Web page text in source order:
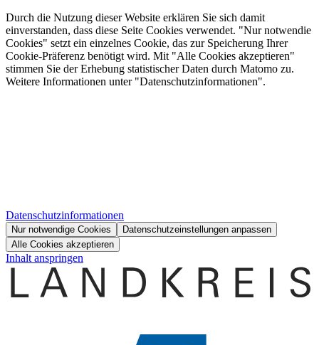
Durch die Nutzung dieser Website erklären Sie sich damit
einverstanden, dass diese Seite Cookies verwendet. "Nur notwendie
Cookies" setzt ein einzelnes Cookie, das zur Speicherung Ihrer
Cookie-Präferenz benötigt wird. Mit "Alle Cookies akzeptieren"
stimmen Sie der Erhebung statistischer Daten durch Matomo zu.
Weitere Informationen unter "Datenschutzinformationen".
Datenschutzinformationen
Nur notwendige Cookies
Datenschutzeinstellungen anpassen
Alle Cookies akzeptieren
Inhalt anspringen